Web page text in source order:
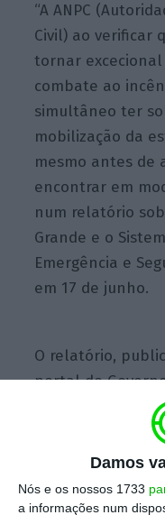
Damos
Nós e os nossos 1733
a informações num
“A ANPC
Civil) ao verificar
tornar
combate ao
simultâneo ter
mobilização da
mesmo antes de
encontrar em
num relatório
Grande e o
Emergência e
em 17 de junho.
O relatório,
portal do
pedido para
auto
permite conexão
pelo chefe de
Estado da